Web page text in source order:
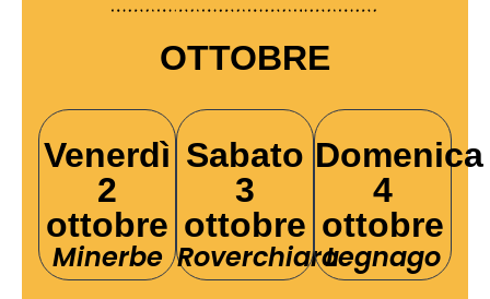
OTTOBRE
Venerdì
2
ottobre
Minerbe
Sabato
3
ottobre
Roverchiara
Domenica
4
ottobre
Legnago